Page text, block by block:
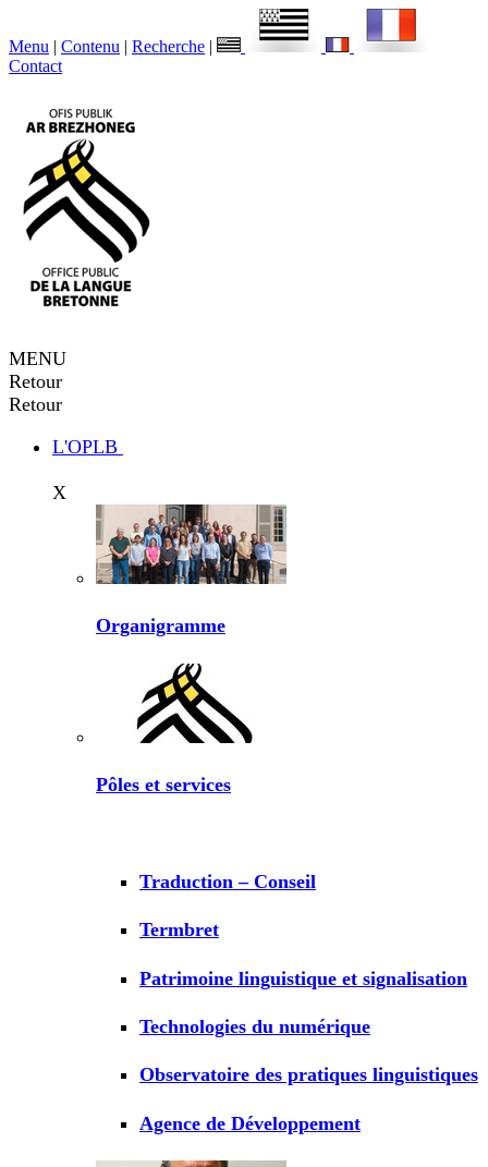
Menu | Contenu | Recherche |
Contact
MENU
Retour
Retour
L'OPLB
X
Organigramme
Pôles et services
Traduction – Conseil
Termbret
Patrimoine linguistique et signalisation
Technologies du numérique
Observatoire des pratiques linguistiques
Agence de Développement